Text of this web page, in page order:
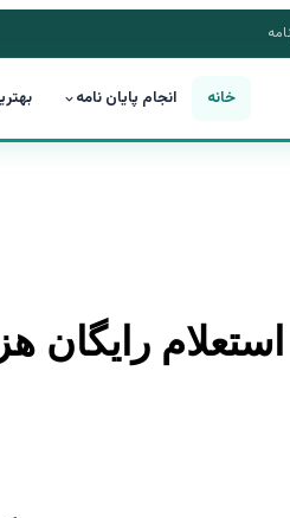
خانه انجام پایان نامه
استعلام رایگان